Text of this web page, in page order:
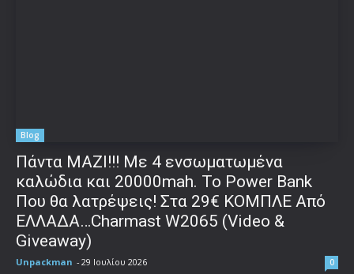
Blog
Πάντα ΜΑΖΙ!!! Με 4 ενσωματωμένα
καλώδια και 20000mah. Το Power Bank
Που θα λατρέψεις! Στα 29€ ΚΟΜΠΛΕ Από
ΕΛΛΑΔΑ…Charmast W2065 (Video &
Giveaway)
Unpackman - 29 Ιουλίου 2026 0